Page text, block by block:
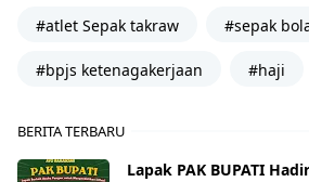
#atlet Sepak takraw #sepak
#bpjs ketenagakerjaan #haji
BERITA TERBARU
Lapak PAK BUPATI